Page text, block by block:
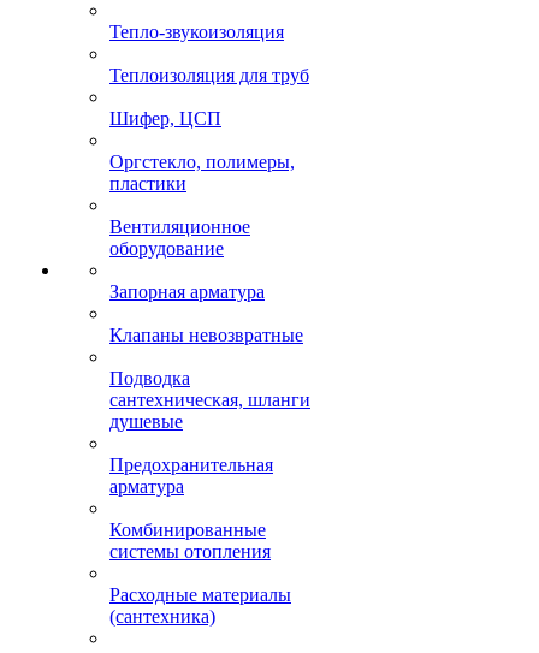
Тепло-звукоизоляция
Теплоизоляция для труб
Шифер, ЦСП
Оргстекло, полимеры,
пластики
Вентиляционное
оборудование
Запорная арматура
Клапаны невозвратные
Подводка
сантехническая, шланги
душевые
Предохранительная
арматура
Комбинированные
системы отопления
Расходные материалы
(сантехника)